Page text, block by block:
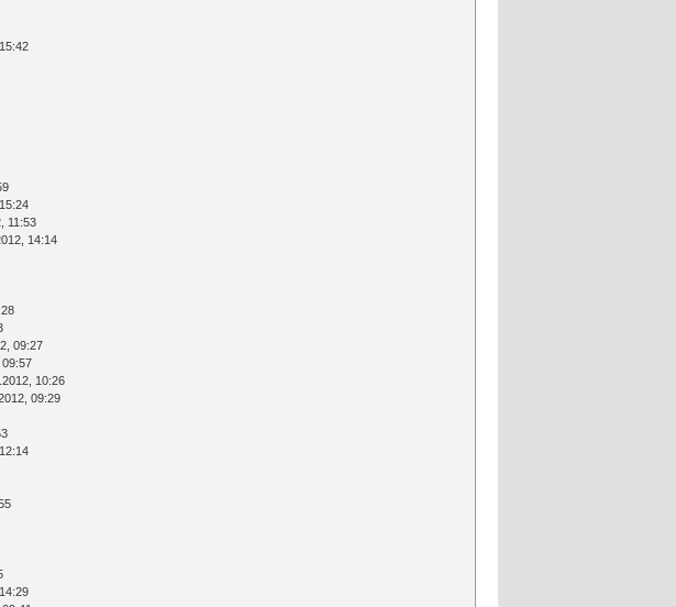
11:53
14:14
09:27
10:26
09:29